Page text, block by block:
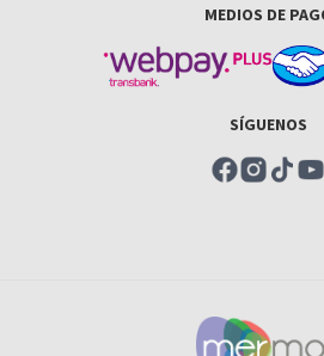
MEDIOS DE
SÍGUENOS